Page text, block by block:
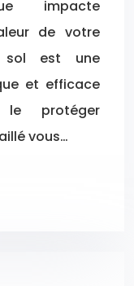
impacte
de votre
sol est une
et efficace
protéger
vous…